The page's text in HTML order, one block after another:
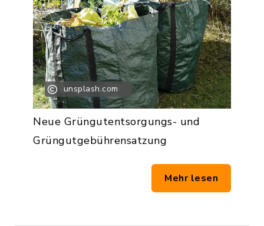
unsplash.com
Neue Grüngutentsorgungs- und
Grüngutgebührensatzung
Mehr lesen